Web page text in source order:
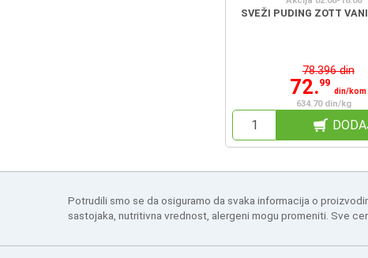
SVEŽI PUDING ZOTT
78.396 din
72.99
din/kom
634.70 din/kg
Potrudili smo se da osiguramo da svaka informacija o
sastojaka, nutritivna vrednost, alergeni mogu promeniti. Sve